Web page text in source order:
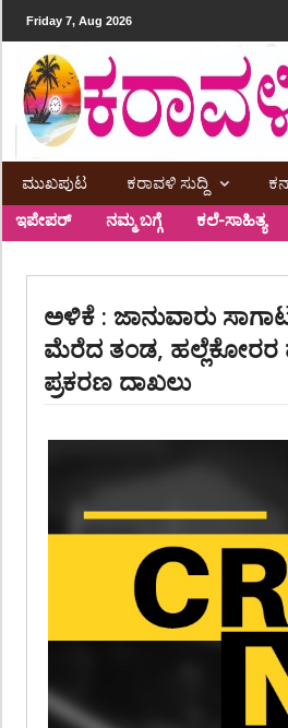
Friday 7, Aug 2026
ಮುಖಪುಟ ಕರಾವಳಿ ಸುದ್ದಿ
ಇಪೇಪರ್ ನಮ್ಮ ಬಗ್ಗೆ ಕಲೆ-ಸಾಹಿತ್ಯ
ಅಳಿಕೆ : ಜಾನುವಾರು
ಮೆರೆದ ತಂಡ, ಹಲ್ಲೆಕೋರರ
ಪ್ರಕರಣ ದಾಖಲು